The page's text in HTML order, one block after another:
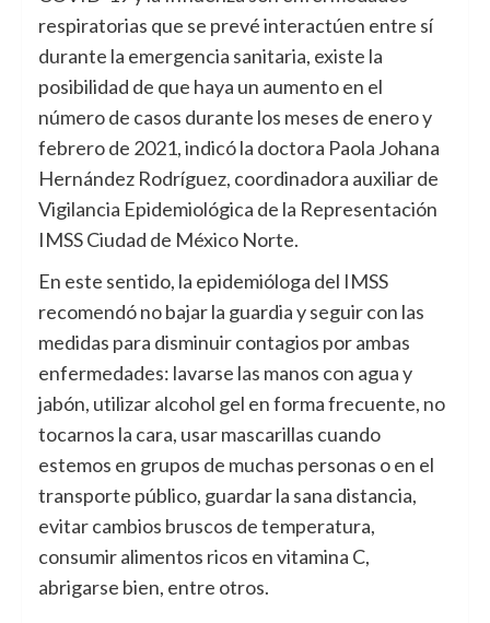
respiratorias que se prevé interactúen entre sí
durante la emergencia sanitaria, existe la
posibilidad de que haya un aumento en el
número de casos durante los meses de enero y
febrero de 2021, indicó la doctora Paola Johana
Hernández Rodríguez, coordinadora auxiliar de
Vigilancia Epidemiológica de la Representación
IMSS Ciudad de México Norte.
En este sentido, la epidemióloga del IMSS
recomendó no bajar la guardia y seguir con las
medidas para disminuir contagios por ambas
enfermedades: lavarse las manos con agua y
jabón, utilizar alcohol gel en forma frecuente, no
tocarnos la cara, usar mascarillas cuando
estemos en grupos de muchas personas o en el
transporte público, guardar la sana distancia,
evitar cambios bruscos de temperatura,
consumir alimentos ricos en vitamina C,
abrigarse bien, entre otros.